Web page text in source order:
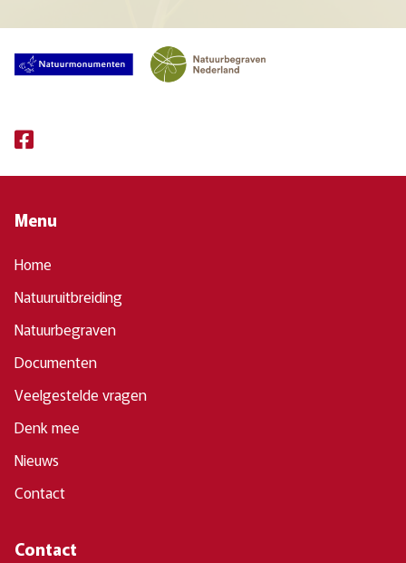
Menu
Home
Natuuruitbreiding
Natuurbegraven
Documenten
Veelgestelde vragen
Denk mee
Nieuws
Contact
Contact